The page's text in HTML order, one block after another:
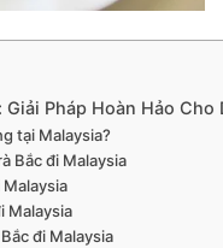
Pháp Hoàn Hảo
tại Malaysia?
Bắc đi Malaysia
Malaysia
đi Malaysia